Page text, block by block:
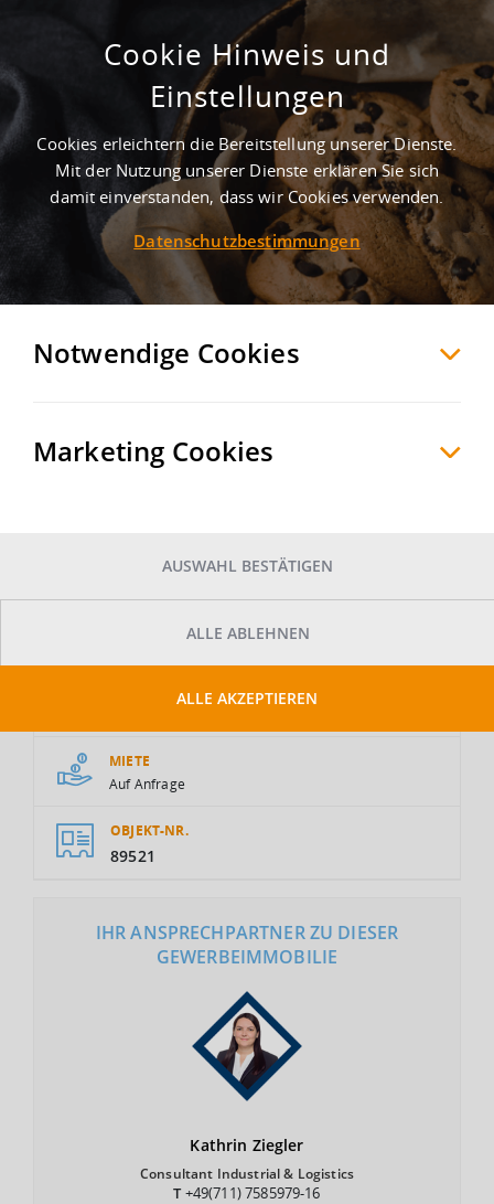
Versorgungszentrum nach Ihrem
Konzept - Regional, nachhaltig,
bedarfsorientiert
HerrenbergBöblingen, Deutschland
MERKEN VERGLEICHEN EXPORT PDF
2
MIETE
Auf Anfrage
OBJEKT-NR.
89521
IHR ANSPRECHPARTNER ZU DIESER
GEWERBEIMMOBILIE
Kathrin Ziegler
Consultant Industrial & Logistics
T+49(711) 7585979-16
Cookie Hinweis und
Einstellungen
Cookies erleichtern die Bereitstellung unserer Dienste.
Mit der Nutzung unserer Dienste erklären Sie sich
damit einverstanden, dass wir Cookies verwenden.
Datenschutzbestimmungen
Notwendige Cookies
Marketing Cookies
AUSWAHL BESTÄTIGEN
ALLE ABLEHNEN
ALLE AKZEPTIEREN